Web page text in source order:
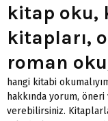
kitap oku,
kitapları,
roman
hangi kitabi
hakkında yorum,
verebilirsiniz.